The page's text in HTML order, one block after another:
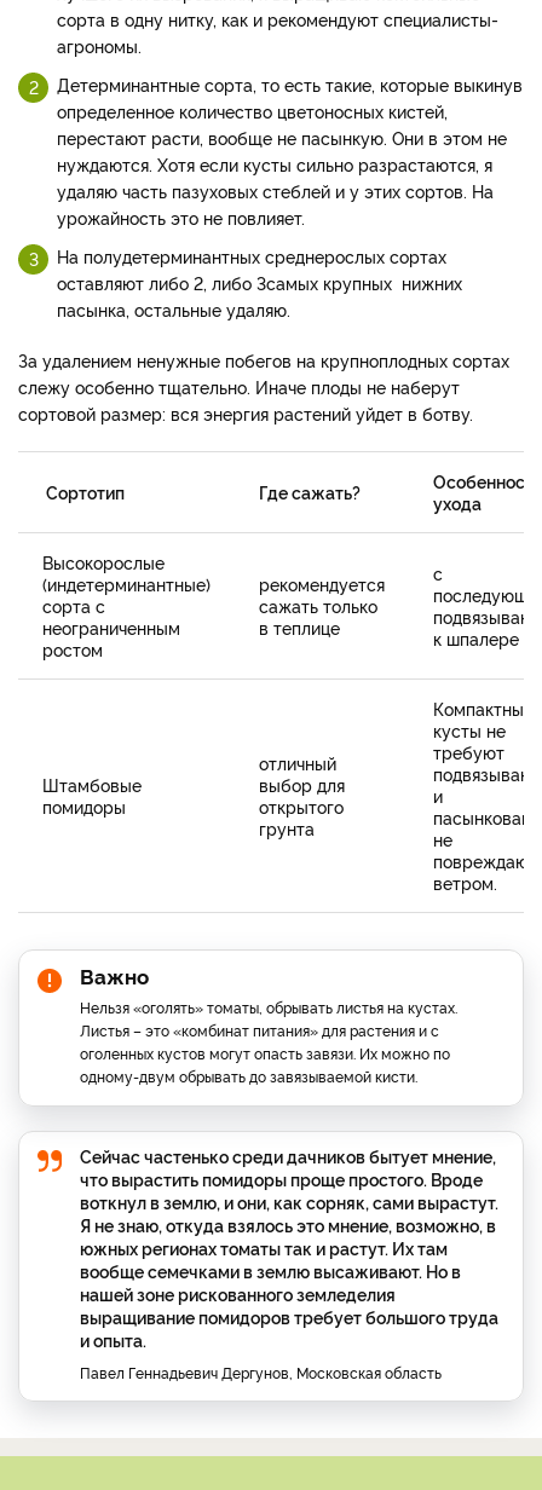
сорта в одну нитку, как и рекомендуют специалисты-
агрономы.
Детерминантные сорта, то есть такие, которые выкинув
определенное количество цветоносных кистей,
перестают расти, вообще не пасынкую. Они в этом не
нуждаются. Хотя если кусты сильно разрастаются, я
удаляю часть пазуховых стеблей и у этих сортов. На
урожайность это не повлияет.
На полудетерминантных среднерослых сортах
оставляют либо 2, либо 3самых крупных нижних
пасынка, остальные удаляю.
За удалением ненужные побегов на крупноплодных сортах
слежу особенно тщательно. Иначе плоды не наберут
сортовой размер: вся энергия растений уйдет в ботву.
Сортотип Где сажать?
Особенности
ухода
Высокорослые
(индетерминантные)
сорта с
неограниченным
ростом
рекомендуется
сажать только
в теплице
с
к шпалере
Штамбовые
помидоры
отличный
выбор для
открытого
грунта
Компактные
кусты не
требуют
и
не
ветром.
Важно
Нельзя «оголять» томаты, обрывать листья на кустах.
Листья – это «комбинат питания» для растения и с
оголенных кустов могут опасть завязи. Их можно по
одному-двум обрывать до завязываемой кисти.
Сейчас частенько среди дачников бытует мнение,
что вырастить помидоры проще простого. Вроде
воткнул в землю, и они, как сорняк, сами вырастут.
Я не знаю, откуда взялось это мнение, возможно, в
южных регионах томаты так и растут. Их там
вообще семечками в землю высаживают. Но в
нашей зоне рискованного земледелия
выращивание помидоров требует большого труда
и опыта.
Павел Геннадьевич Дергунов, Московская область